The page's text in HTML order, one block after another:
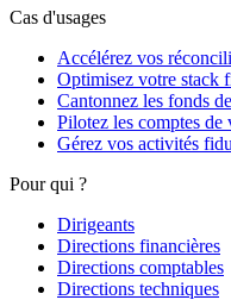
Cas d'usages
Accélérez vos
Optimisez votre stack
Cantonnez les fonds
Pilotez les comptes
Gérez vos activités
Pour qui ?
Dirigeants
Directions financières
Directions comptables
Directions techniques